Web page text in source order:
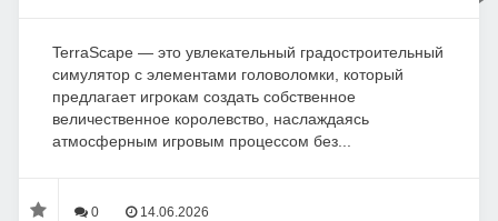
TerraScape — это увлекательный градостроительный
симулятор с элементами головоломки, который
предлагает игрокам создать собственное
величественное королевство, наслаждаясь
атмосферным игровым процессом без...
0 14.06.2026